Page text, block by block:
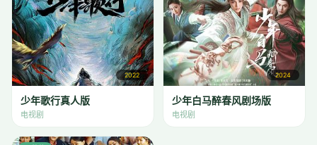
2022
少年歌行真人版
电视剧
2024
少年白马醉春风剧场版
电视剧